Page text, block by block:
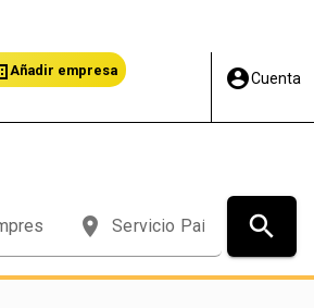
Añadir empresa account_circleCuenta
place search